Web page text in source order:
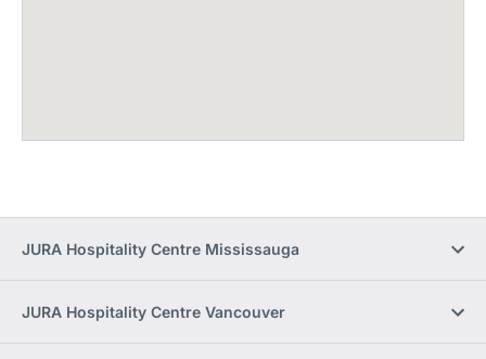
JURA Hospitality Centre Mississauga
JURA Hospitality Centre Vancouver